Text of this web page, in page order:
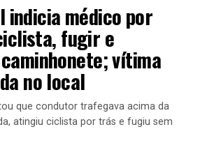
indicia médico por
fugir e
vítima
no local
que condutor trafegava acima da
atingiu ciclista por trás e fugiu sem